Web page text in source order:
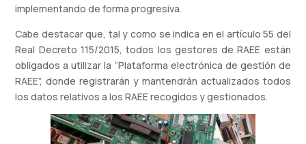
implementando de forma progresiva.
Cabe destacar que, tal y como se indica en el artículo 55 del
Real Decreto 115/2015, todos los gestores de RAEE están
obligados a utilizar la “Plataforma electrónica de gestión de
RAEE”, donde registrarán y mantendrán actualizados todos
los datos relativos a los RAEE recogidos y gestionados.